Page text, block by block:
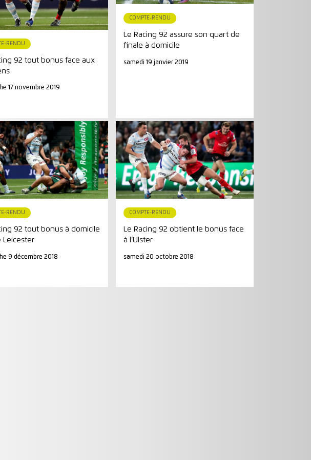
RENDU
92 tout bonus face aux
17 novembre 2019
COMPTE-RENDU
Le Racing 92 assure son quart de
finale à domicile
samedi 19 janvier 2019
RENDU
92 tout bonus à domicile
Leicester
9 décembre 2018
COMPTE-RENDU
Le Racing 92 obtient le bonus face
à l’Ulster
samedi 20 octobre 2018